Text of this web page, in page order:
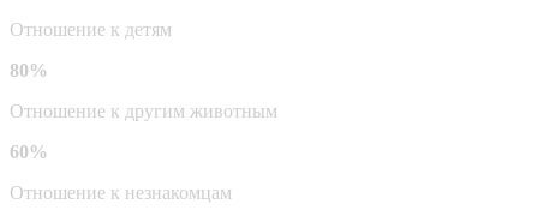
Отношение к детям
80%
Отношение к другим животным
60%
Отношение к незнакомцам